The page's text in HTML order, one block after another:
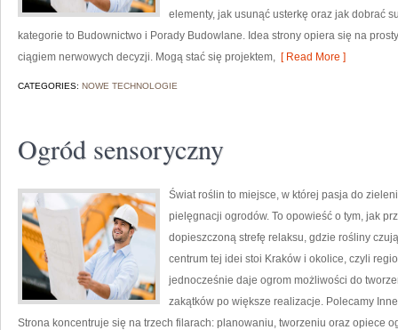
elementy, jak usunąć usterkę oraz jak dobrać
kategorie to Budownictwo i Porady Budowlane. Idea strony opiera się na
ciągiem nerwowych decyzji. Mogą stać się projektem, [ Read More ]
CATEGORIES: NOWE TECHNOLOGIE
Ogród sensoryczny
Świat roślin to miejsce, w której pasja do
pielęgnacji ogrodów. To opowieść o tym, jak
dopieszczoną strefę relaksu, gdzie rośliny
centrum tej idei stoi Kraków i okolice, czyli
jednocześnie daje ogrom możliwości do
zakątków po większe realizacje. Polecamy
Strona koncentruje się na trzech filarach: planowaniu, tworzeniu oraz opiece